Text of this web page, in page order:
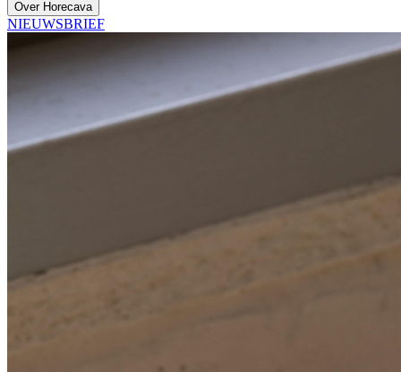
Over Horecava
NIEUWSBRIEF